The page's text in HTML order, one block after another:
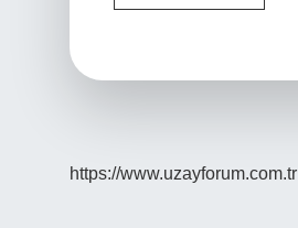
Ne
https://www.uzayforum.com.tr